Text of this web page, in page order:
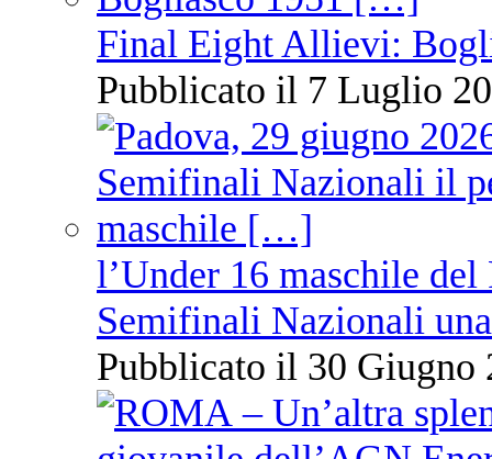
Final Eight Allievi:
Pubblicato il 7 Luglio
l’Under 16 maschile
Semifinali Nazionali
Pubblicato il 30 Giugno